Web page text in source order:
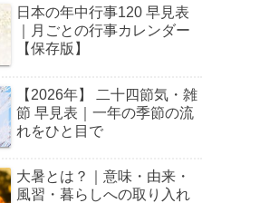
日本の年中行事120 早見表
｜月ごとの行事カレンダー
【保存版】
【2026年】 二十四節気・雑
節 早見表｜一年の季節の流
れをひと目で
大暑とは？｜意味・由来・
風習・暮らしへの取り入れ